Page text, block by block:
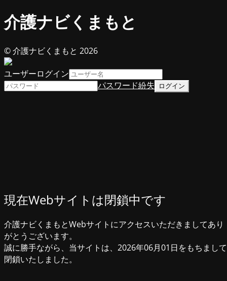
介護ナビくまもと
現在Webサイトは閉鎖中です
介護ナビくまもとWebサイトにアクセスいただきましてあり
がとうございます。
誠に勝手ながら、当サイトは、2026年06月01日をもちまして
閉鎖いたしました。
© 介護ナビくまもと 2026
ユーザーログイン
パスワード紛失